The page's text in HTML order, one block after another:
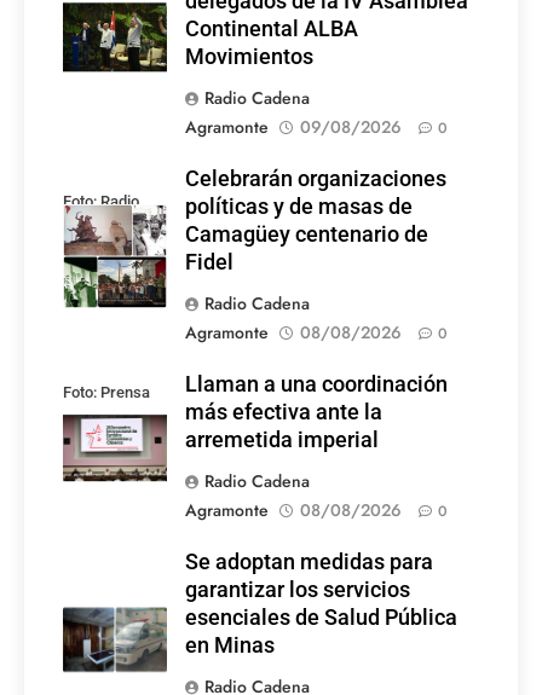
Continental ALBA
Movimientos
Radio Cadena
Agramonte
09/08/2026 0
Foto: Radio
Rebelde
Celebrarán organizaciones
políticas y de masas de
Camagüey centenario de
Fidel
Radio Cadena
Agramonte
08/08/2026 0
Foto: Prensa
Latina
Llaman a una coordinación
más efectiva ante la
arremetida imperial
Radio Cadena
Agramonte
08/08/2026 0
Se adoptan medidas para
garantizar los servicios
esenciales de Salud Pública
en Minas
Radio Cadena